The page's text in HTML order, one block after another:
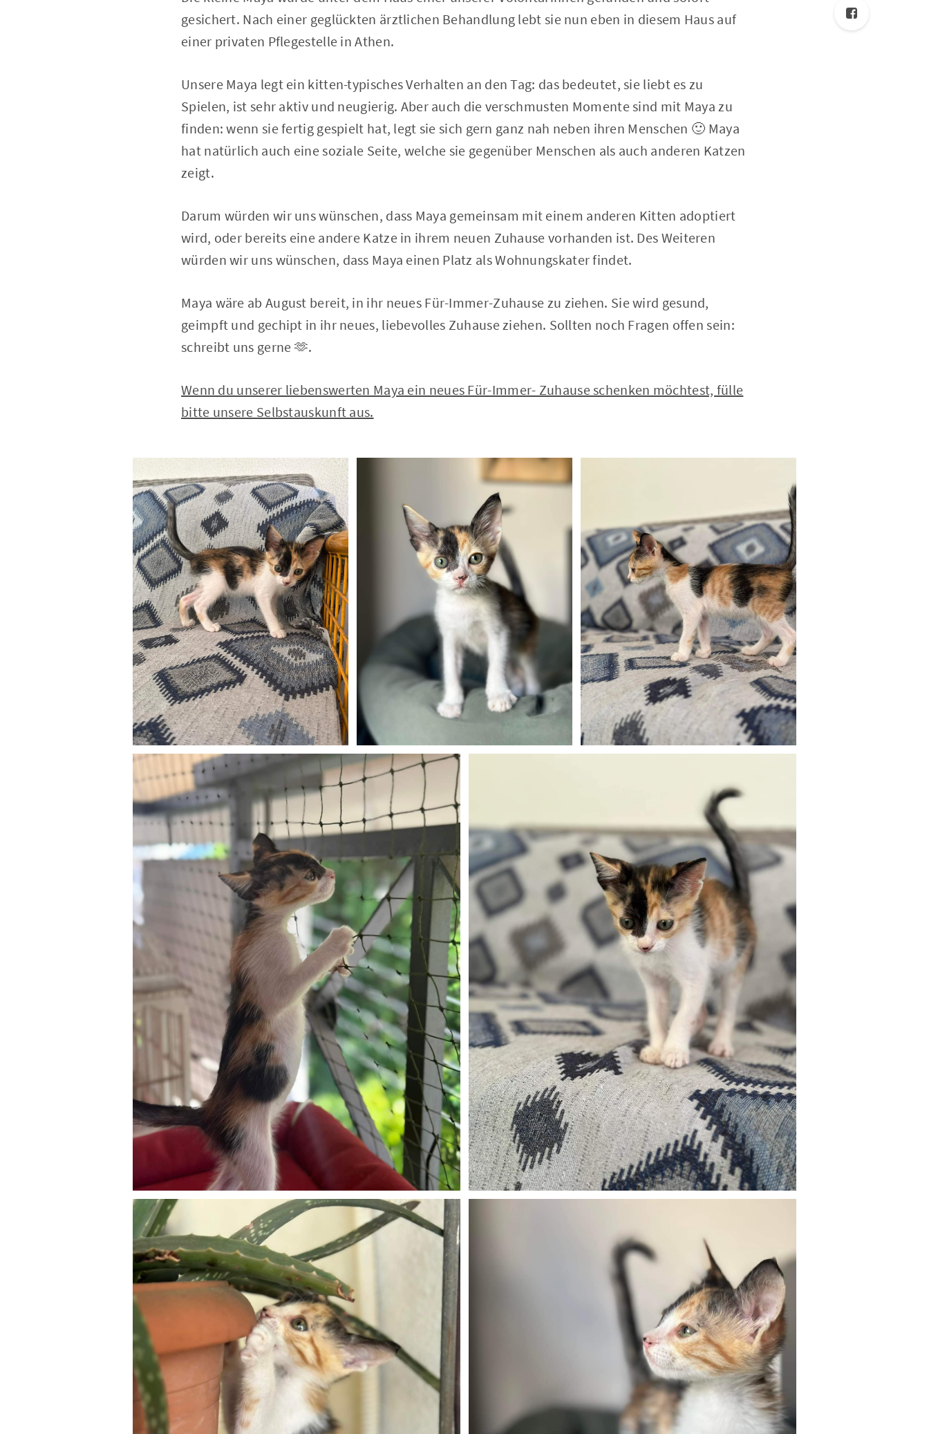
gesichert. Nach einer geglückten ärztlichen Behandlung lebt sie nun eben in diesem Haus auf
einer privaten Pflegestelle in Athen.
Unsere Maya legt ein kitten-typisches Verhalten an den Tag: das bedeutet, sie liebt es zu
Spielen, ist sehr aktiv und neugierig. Aber auch die verschmusten Momente sind mit Maya zu
finden: wenn sie fertig gespielt hat, legt sie sich gern ganz nah neben ihren Menschen 🙂 Maya
hat natürlich auch eine soziale Seite, welche sie gegenüber Menschen als auch anderen Katzen
zeigt.
Darum würden wir uns wünschen, dass Maya gemeinsam mit einem anderen Kitten adoptiert
wird, oder bereits eine andere Katze in ihrem neuen Zuhause vorhanden ist. Des Weiteren
würden wir uns wünschen, dass Maya einen Platz als Wohnungskater findet.
Maya wäre ab August bereit, in ihr neues Für-Immer-Zuhause zu ziehen. Sie wird gesund,
geimpft und gechipt in ihr neues, liebevolles Zuhause ziehen. Sollten noch Fragen offen sein:
schreibt uns gerne 🫶.
Wenn du unserer liebenswerten Maya ein neues Für-Immer- Zuhause schenken möchtest, fülle
bitte unsere Selbstauskunft aus.